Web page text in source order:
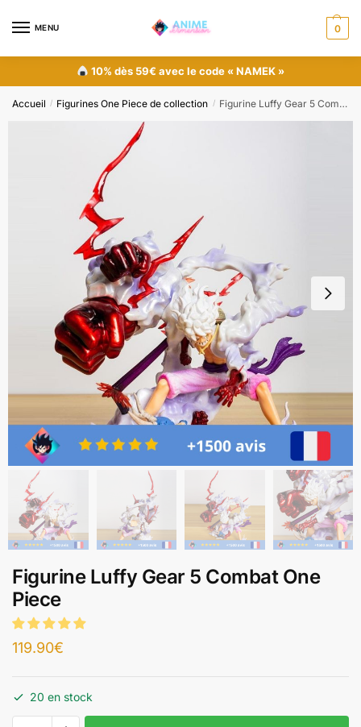
MENU 0
10% dès 59€ avec le code « NAMEK »
Accueil / Figurines One Piece de collection / Figurine Luffy Gear 5 Combat One Piece
Figurine Luffy Gear 5 Combat One
Piece
119.90€
20 en stock